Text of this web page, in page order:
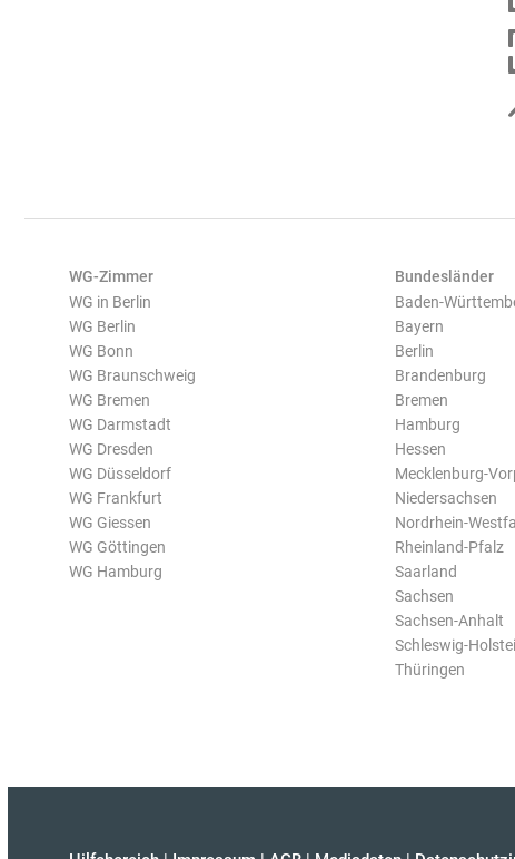
WG-Zimmer
WG in Berlin
WG Berlin
WG Bonn
WG Braunschweig
WG Bremen
WG Darmstadt
WG Dresden
WG Düsseldorf
WG Frankfurt
WG Giessen
WG Göttingen
WG Hamburg
Bundesländer
Baden-
Bayern
Berlin
Brandenburg
Bremen
Hamburg
Hessen
Mecklenburg-
Niedersachsen
Nordrhein-
Rheinland-Pfalz
Saarland
Sachsen
Sachsen-Anhalt
Schleswig-
Thüringen